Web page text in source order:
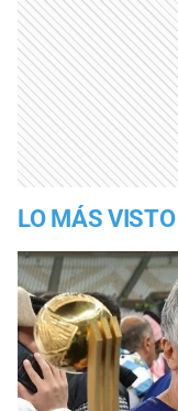
LO MÁS VISTO